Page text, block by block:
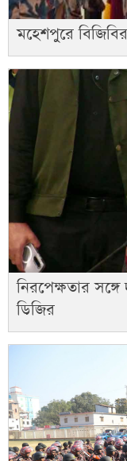
মহেশপুরে
নিরপেক্ষতার সঙ্গে
ডিজির